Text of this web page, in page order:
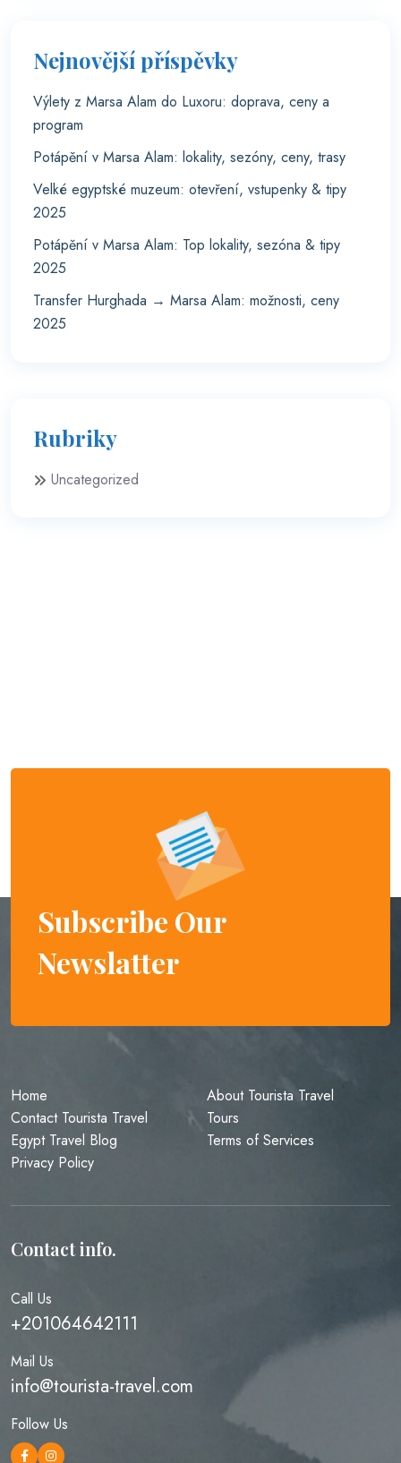
Nejnovější příspěvky
Výlety z Marsa Alam do Luxoru: doprava, ceny a
program
Potápění v Marsa Alam: lokality, sezóny, ceny, trasy
Velké egyptské muzeum: otevření, vstupenky & tipy
2025
Potápění v Marsa Alam: Top lokality, sezóna & tipy
2025
Transfer Hurghada → Marsa Alam: možnosti, ceny
2025
Rubriky
Uncategorized
Subscribe Our
Newslatter
Home
About Tourista Travel
Contact Tourista Travel
Tours
Egypt Travel Blog
Terms of Services
Privacy Policy
Contact info.
Call Us
+201064642111
Mail Us
info@tourista-travel.com
Follow Us